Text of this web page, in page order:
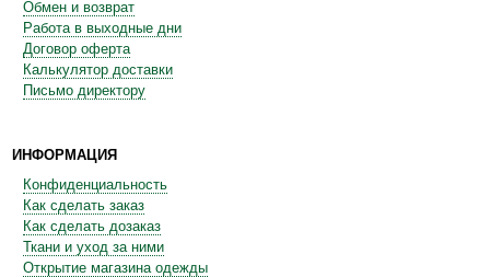
Обмен и возврат
Работа в выходные дни
Договор оферта
Калькулятор доставки
Письмо директору
ИНФОРМАЦИЯ
Конфиденциальность
Как сделать заказ
Как сделать дозаказ
Ткани и уход за ними
Открытие магазина одежды